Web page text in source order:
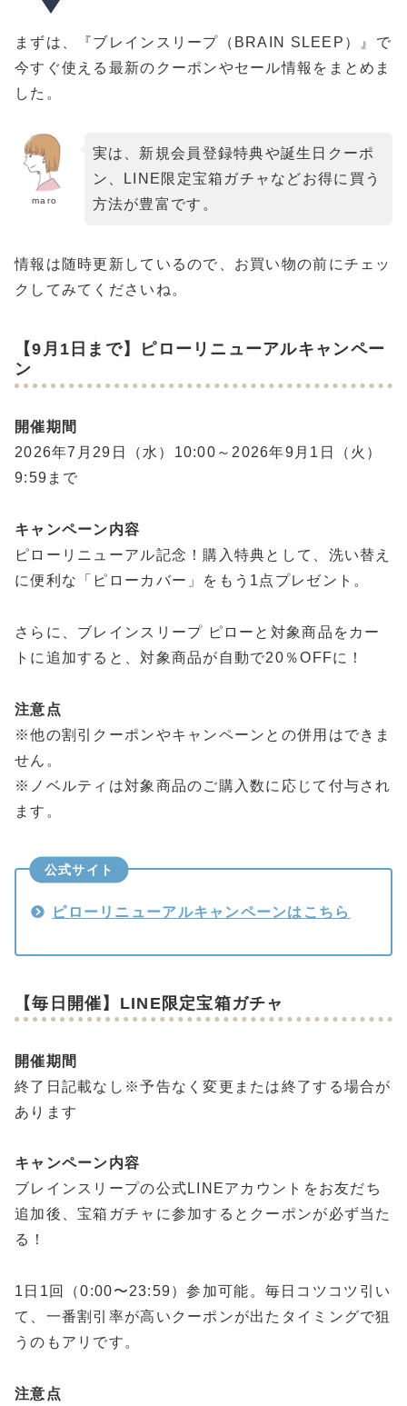
まずは、『ブレインスリープ（BRAIN SLEEP）』で
今すぐ使える最新のクーポンやセール情報をまとめま
した。
maro
実は、新規会員登録特典や誕生日クーポ
ン、LINE限定宝箱ガチャなどお得に買う
方法が豊富です。
情報は随時更新しているので、お買い物の前にチェッ
クしてみてくださいね。
【9月1日まで】ピローリニューアルキャンペー
ン
開催期間
2026年7月29日（水）10:00～2026年9月1日（火）
9:59まで
キャンペーン内容
ピローリニューアル記念！購入特典として、洗い替え
に便利な「ピローカバー」をもう1点プレゼント。
さらに、ブレインスリープ ピローと対象商品をカー
トに追加すると、対象商品が自動で20％OFFに！
注意点
※他の割引クーポンやキャンペーンとの併用はできま
せん。
※ノベルティは対象商品のご購入数に応じて付与され
ます。
公式サイト
ピローリニューアルキャンペーンはこちら
【毎日開催】LINE限定宝箱ガチャ
開催期間
終了日記載なし※予告なく変更または終了する場合が
あります
キャンペーン内容
ブレインスリープの公式LINEアカウントをお友だち
追加後、宝箱ガチャに参加するとクーポンが必ず当た
る！
1日1回（0:00〜23:59）参加可能。毎日コツコツ引い
て、一番割引率が高いクーポンが出たタイミングで狙
うのもアリです。
注意点